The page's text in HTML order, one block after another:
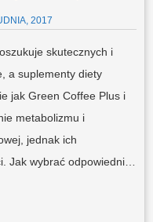
2017
skutecznych i
a suplementy diety
jak Green Coffee Plus i
metabolizmu i
jednak ich
Jak wybrać odpowiedni…